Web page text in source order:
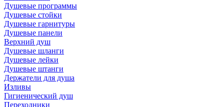
Душевые программы
Душевые стойки
Душевые гарнитуры
Душевые панели
Верхний душ
Душевые шланги
Душевые лейки
Душевые штанги
Держатели для душа
Изливы
Гигиенический душ
Переходники